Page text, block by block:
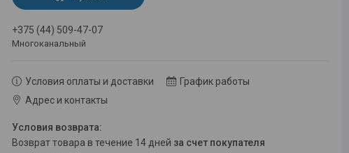
+375 (44) 509-47-07
Многоканальный
Условия оплаты и доставки
График работы
Адрес и контакты
возврат товара в течение 14 дней за счет покупателя